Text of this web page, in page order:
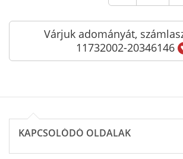
Várjuk adományát,
11732002-20346146
KAPCSOLÓDÓ OLDALAK